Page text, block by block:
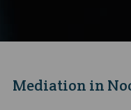
Mediation in